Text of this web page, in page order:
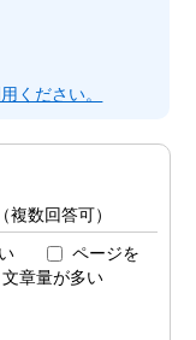
ください。
数回答可）
ページを
文章量が多い